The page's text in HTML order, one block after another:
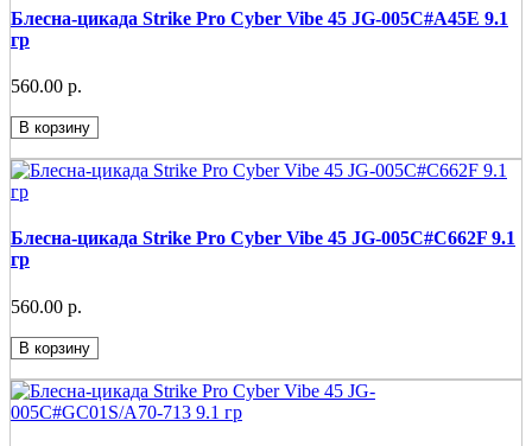
Блесна-цикада Strike Pro Cyber Vibe 45 JG-005C#A45E 9.1
гр
560.00 р.
В корзину
Блесна-цикада Strike Pro Cyber Vibe 45 JG-005C#C662F 9.1
гр
560.00 р.
В корзину